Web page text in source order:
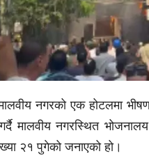
नगरको एक होटलमा
मालवीय नगरस्थित
२१ पुगेको जनाएको हो।